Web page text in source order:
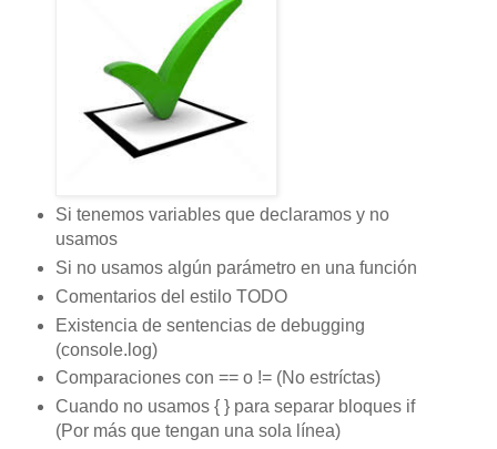
Si tenemos variables que declaramos y no
usamos
Si no usamos algún parámetro en una función
Comentarios del estilo TODO
Existencia de sentencias de debugging
(console.log)
Comparaciones con == o != (No estríctas)
Cuando no usamos { } para separar bloques if
(Por más que tengan una sola línea)